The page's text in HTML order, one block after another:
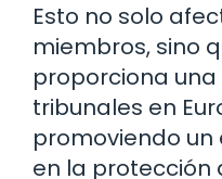
Esto no solo
miembros, sino
proporciona
tribunales en
promoviendo
en la protección